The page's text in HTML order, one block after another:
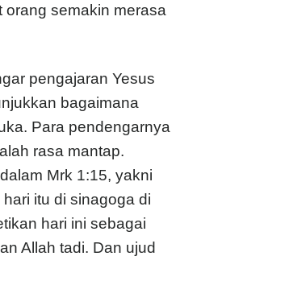
semakin merasa
pengajaran Yesus
bagaimana
Para pendengarnya
rasa mantap.
Mrk 1:15, yakni
itu di sinagoga di
hari ini sebagai
Allah tadi. Dan ujud